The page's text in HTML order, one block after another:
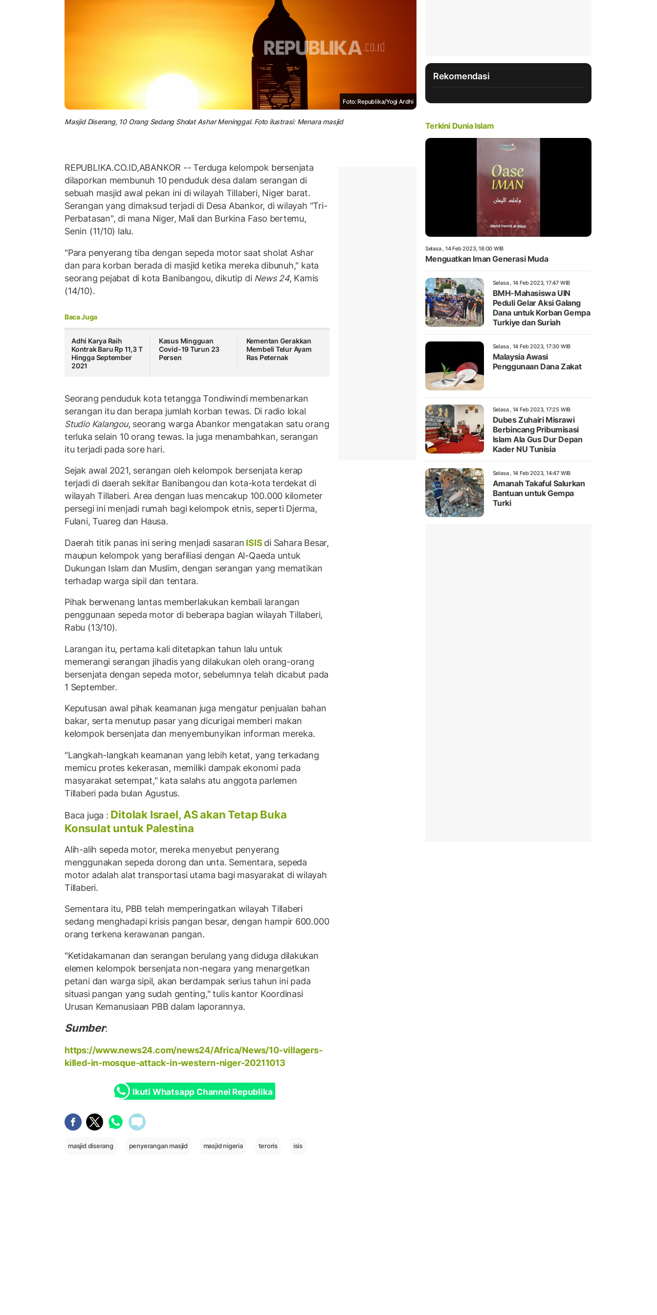
Foto: Republika/Yogi Ardhi
Masjid Diserang, 10 Orang Sedang Sholat Ashar Meninggal. Foto ilustrasi: Menara masjid
REPUBLIKA.CO.ID,ABANKOR -- Terduga kelompok bersenjata
dilaporkan membunuh 10 penduduk desa dalam serangan di
sebuah masjid awal pekan ini di wilayah Tillaberi, Niger barat.
Serangan yang dimaksud terjadi di Desa Abankor, di wilayah "Tri-
Perbatasan", di mana Niger, Mali dan Burkina Faso bertemu,
Senin (11/10) lalu.
"Para penyerang tiba dengan sepeda motor saat sholat Ashar
dan para korban berada di masjid ketika mereka dibunuh," kata
seorang pejabat di kota Banibangou, dikutip di News 24, Kamis
(14/10).
Baca Juga
Adhi Karya Raih
Kontrak Baru Rp 11,3 T
Hingga September
2021
Kasus Mingguan
Covid-19 Turun 23
Persen
Kementan Gerakkan
Membeli Telur Ayam
Ras Peternak
Seorang penduduk kota tetangga Tondiwindi membenarkan
serangan itu dan berapa jumlah korban tewas. Di radio lokal
Studio Kalangou, seorang warga Abankor mengatakan satu orang
terluka selain 10 orang tewas. Ia juga menambahkan, serangan
itu terjadi pada sore hari.
Sejak awal 2021, serangan oleh kelompok bersenjata kerap
terjadi di daerah sekitar Banibangou dan kota-kota terdekat di
wilayah Tillaberi. Area dengan luas mencakup 100.000 kilometer
persegi ini menjadi rumah bagi kelompok etnis, seperti Djerma,
Fulani, Tuareg dan Hausa.
Daerah titik panas ini sering menjadi sasaran ISIS di Sahara Besar,
maupun kelompok yang berafiliasi dengan Al-Qaeda untuk
Dukungan Islam dan Muslim, dengan serangan yang mematikan
terhadap warga sipil dan tentara.
Pihak berwenang lantas memberlakukan kembali larangan
penggunaan sepeda motor di beberapa bagian wilayah Tillaberi,
Rabu (13/10).
Larangan itu, pertama kali ditetapkan tahun lalu untuk
memerangi serangan jihadis yang dilakukan oleh orang-orang
bersenjata dengan sepeda motor, sebelumnya telah dicabut pada
1 September.
Keputusan awal pihak keamanan juga mengatur penjualan bahan
bakar, serta menutup pasar yang dicurigai memberi makan
kelompok bersenjata dan menyembunyikan informan mereka.
"Langkah-langkah keamanan yang lebih ketat, yang terkadang
memicu protes kekerasan, memiliki dampak ekonomi pada
masyarakat setempat," kata salahs atu anggota parlemen
Tillaberi pada bulan Agustus.
Baca juga : Ditolak Israel, AS akan Tetap Buka
Konsulat untuk Palestina
Alih-alih sepeda motor, mereka menyebut penyerang
menggunakan sepeda dorong dan unta. Sementara, sepeda
motor adalah alat transportasi utama bagi masyarakat di wilayah
Tillaberi.
Sementara itu, PBB telah memperingatkan wilayah Tillaberi
sedang menghadapi krisis pangan besar, dengan hampir 600.000
orang terkena kerawanan pangan.
"Ketidakamanan dan serangan berulang yang diduga dilakukan
elemen kelompok bersenjata non-negara yang menargetkan
petani dan warga sipil, akan berdampak serius tahun ini pada
situasi pangan yang sudah genting," tulis kantor Koordinasi
Urusan Kemanusiaan PBB dalam laporannya.
Sumber:
https://www.news24.com/news24/Africa/News/10-villagers-
killed-in-mosque-attack-in-western-niger-20211013
Ikuti Whatsapp Channel Republika
masjid diserang penyerangan masjid masjid nigeria teroris isis
Rekomendasi
Terkini Dunia Islam
Selasa , 14 Feb 2023, 18:00 WIB
Menguatkan Iman Generasi Muda
Selasa , 14 Feb 2023, 17:47 WIB
BMH-Mahasiswa UIN
Peduli Gelar Aksi Galang
Dana untuk Korban Gempa
Turkiye dan Suriah
Selasa , 14 Feb 2023, 17:30 WIB
Malaysia Awasi
Penggunaan Dana Zakat
Selasa , 14 Feb 2023, 17:25 WIB
Dubes Zuhairi Misrawi
Berbincang Pribumisasi
Islam Ala Gus Dur Depan
Kader NU Tunisia
Selasa , 14 Feb 2023, 14:47 WIB
Amanah Takaful Salurkan
Bantuan untuk Gempa
Turki